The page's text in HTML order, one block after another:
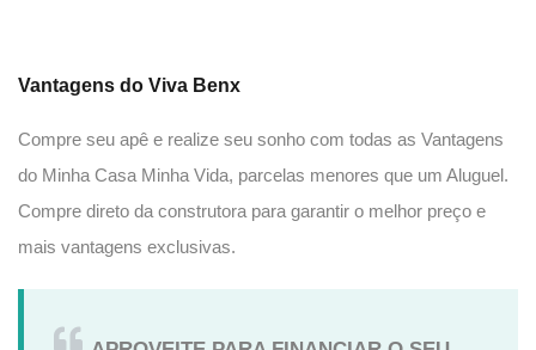
Vantagens do Viva Benx
Compre seu apê e realize seu sonho com todas as Vantagens
do Minha Casa Minha Vida, parcelas menores que um Aluguel.
Compre direto da construtora para garantir o melhor preço e
mais vantagens exclusivas.